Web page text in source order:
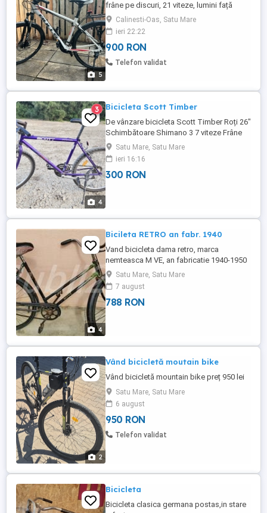
5
frâne pe discuri, 21 viteze, lumini față
spate, portbagaj în stare foarte bună.
Doar ridicare personală sau la intelegere
pot duce până în Satu-Mare.
Calinesti-Oas, Satu Mare
ieri 22:22
900 RON
Telefon validat
4
3 Bicicleta Scott Timber
De vânzare bicicleta Scott Timber Roți 26"
Schimbătoare Shimano 3 7 viteze Frâne
Shimano Bicicleta este în stare perfectă
de funcționare
Satu Mare, Satu Mare
ieri 16:16
300 RON
4
Bicileta RETRO an fabr. 1940
Vand bicicleta dama retro, marca
nemteasca M VE, an fabricatie 1940-1950
in stare de functionare buna pentru varsta
ei.
Satu Mare, Satu Mare
7 august
788 RON
2
Vând bicicletă moutain bike
Vând bicicletă mountain bike preț 950 lei
Satu Mare, Satu Mare
6 august
950 RON
Telefon validat
Bicicleta
Bicicleta clasica germana postas,in stare